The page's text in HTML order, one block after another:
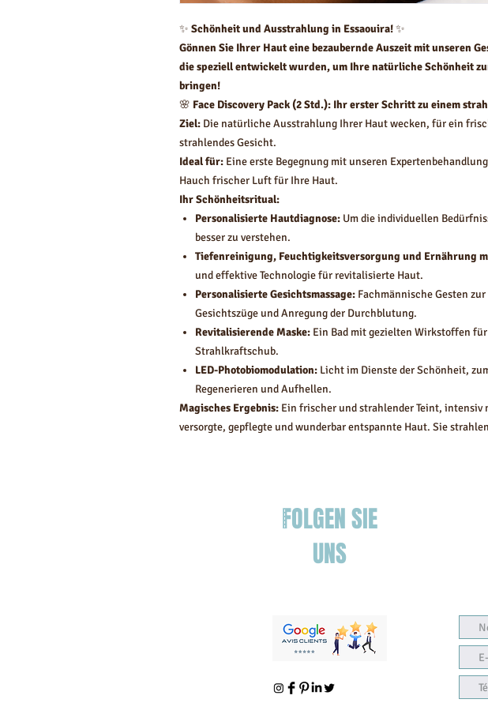
✨ Schönheit und Ausstrahlung in Essaouira!✨
Gönnen Sie Ihrer Haut eine bezaubernde Auszeit mit unseren
die speziell entwickelt wurden, um Ihre natürliche Schönheit
bringen!
🌸 Face Discovery Pack (2 Std.): Ihr erster Schritt zu einem
Ziel: Die natürliche Ausstrahlung Ihrer Haut wecken, für ein
strahlendes Gesicht.
Ideal für: Eine erste Begegnung mit unseren
Hauch frischer Luft für Ihre Haut.
Ihr Schönheitsritual:
Personalisierte Hautdiagnose: Um die individuellen
besser zu verstehen.
Tiefenreinigung, Feuchtigkeitsversorgung und Ernährung
und effektive Technologie für revitalisierte Haut.
Personalisierte Gesichtsmassage: Fachmännische Gesten
Gesichtszüge und Anregung der Durchblutung.
Revitalisierende Maske: Ein Bad mit gezielten Wirkstoffen
Strahlkraftschub.
LED-Photobiomodulation: Licht im Dienste der Schönheit,
Regenerieren und Aufhellen.
Magisches Ergebnis: Ein frischer und strahlender Teint,
versorgte, gepflegte und wunderbar entspannte Haut. Sie
FOLGEN SIE
UNS